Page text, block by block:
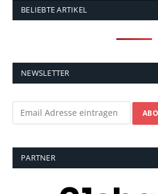
BELIEBTE ARTIKEL
NEWSLETTER
PARTNER